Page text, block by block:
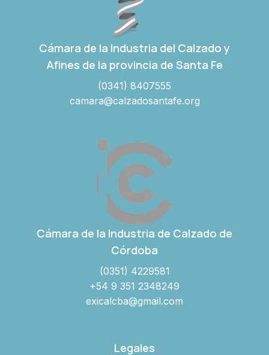
Cámara de la Industria del Calzado y
Afines de la provincia de Santa Fe
(0341) 8407555
camara@calzadosantafe.org
Cámara de la Industria de Calzado de
Córdoba
(0351) 4229581
+54 9 351 2348249
exicalcba@gmail.com
Legales